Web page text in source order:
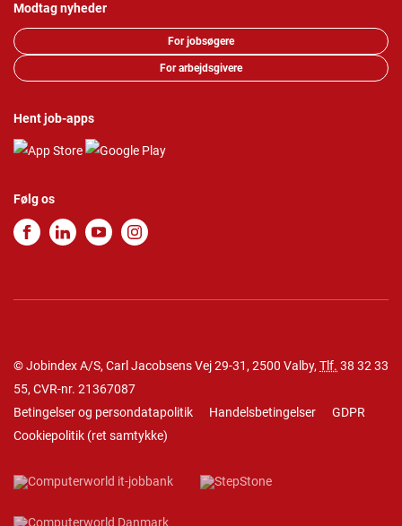
Modtag nyheder
For jobsøgere
For arbejdsgivere
Hent job-apps
Følg os
© Jobindex A/S, Carl Jacobsens Vej 29-31, 2500 Valby, Tlf. 38 32 33
55, CVR-nr. 21367087
Betingelser og persondatapolitik
Handelsbetingelser
GDPR
Cookiepolitik (ret samtykke)